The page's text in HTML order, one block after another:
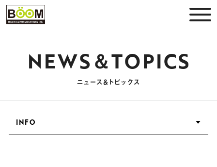
NEWS＆TOPICS
ニュース＆トピックス